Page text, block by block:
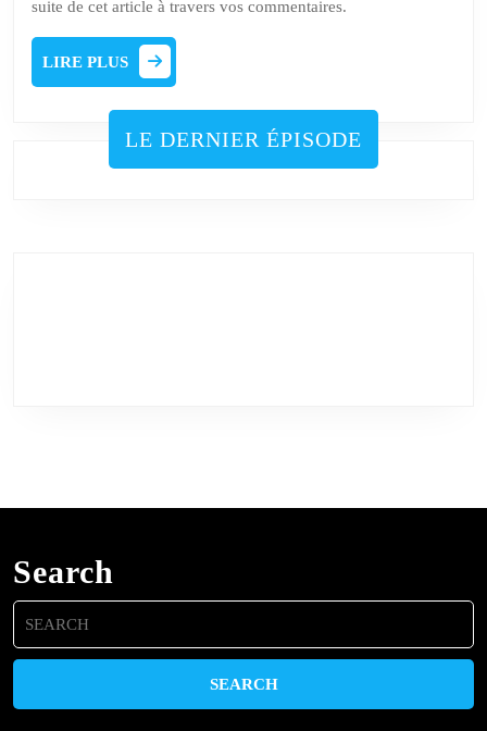
suite de cet article à travers vos commentaires.
LIRE PLUS
PLUS
LE DERNIER ÉPISODE
Search
Search
for: